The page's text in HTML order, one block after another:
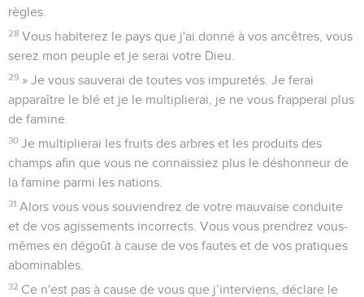
règles.
28 Vous habiterez le pays que j'ai donné à vos ancêtres, vous
serez mon peuple et je serai votre Dieu.
29 » Je vous sauverai de toutes vos impuretés. Je ferai
apparaître le blé et je le multiplierai, je ne vous frapperai plus
de famine.
30 Je multiplierai les fruits des arbres et les produits des
champs afin que vous ne connaissiez plus le déshonneur de
la famine parmi les nations.
31 Alors vous vous souviendrez de votre mauvaise conduite
et de vos agissements incorrects. Vous vous prendrez vous-
mêmes en dégoût à cause de vos fautes et de vos pratiques
abominables.
32 Ce n'est pas à cause de vous que j’interviens, déclare le